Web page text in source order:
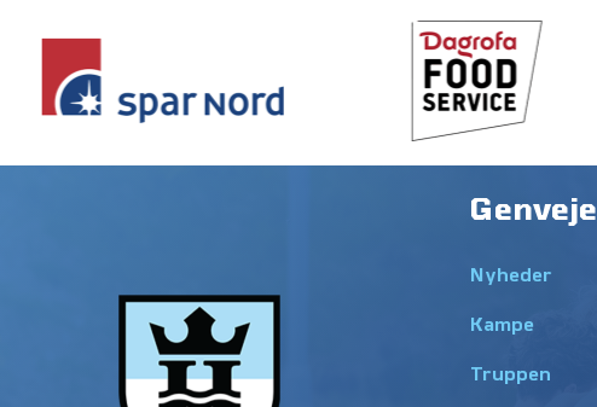
Genveje
Nyheder
Kampe
Truppen